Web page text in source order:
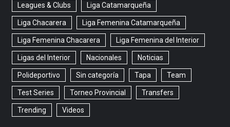
Leagues & Clubs Liga Catamarqueña
Liga Chacarera Liga Femenina Catamarqueña
Liga Femenina Chacarera Liga Femenina del Interior
Ligas del Interior Nacionales Noticias
Polideportivo Sin categoría Tapa Team
Test Series Torneo Provincial Transfers
Trending Videos